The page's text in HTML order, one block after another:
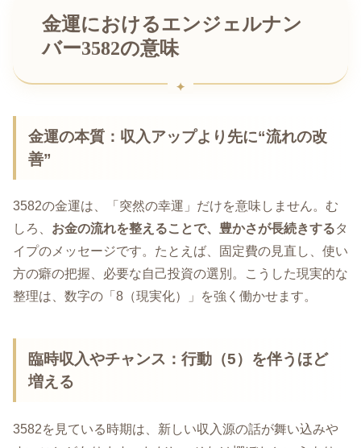
金運におけるエンジェルナン
バー3582の意味
金運の本質：収入アップより先に“流れの改
善”
3582の金運は、「突然の幸運」だけを意味しません。む
しろ、 お金の流れを整えることで、豊かさが長続きするタ
イプのメッセージです。たとえば、固定費の見直し、使い
方の癖の把握、必要な自己投資の選別。こうした現実的な
整理は、数字の「8（現実化）」を強く働かせます。
臨時収入やチャンス：行動（5）を伴うほど
増える
3582を見ている時期は、新しい収入源の話が舞い込みや